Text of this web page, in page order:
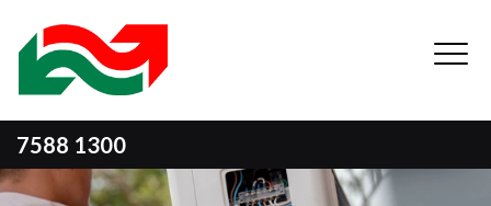
hovedindhold
7588 1300